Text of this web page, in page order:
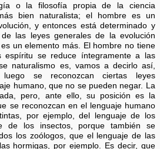
o la filosofía propia de la ciencia
bien naturalista; el hombre es un
y entonces está determinado y
las leyes generales de la evolución
un elemento más. El hombre no tiene
espíritu se reduce íntegramente a las
naturalismo es, vamos a decirlo así,
luego se reconozcan ciertas leyes
humano, que no se pueden negar. La
pero, ante ello, su posición es la
se reconozcan en el lenguaje humano
por ejemplo, del lenguaje de los
de los insectos, porque también se
los zoólogos, que el lenguaje de las
hormigas, por ejemplo. Es decir, que